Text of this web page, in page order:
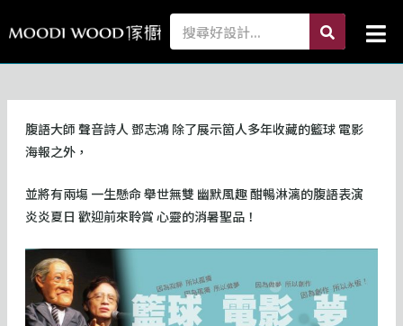
至
內
Search search
腹語大師 聲音詩人 鄧志鴻 除了展示箇人多年收藏的籃球 電影
海報之外，
並將有兩塲 一生懸命 舉世無雙 幽默風趣 酣暢淋漓的腹語表演
炎炎夏日 歡迎前來聆賞 心靈的消暑聖品！